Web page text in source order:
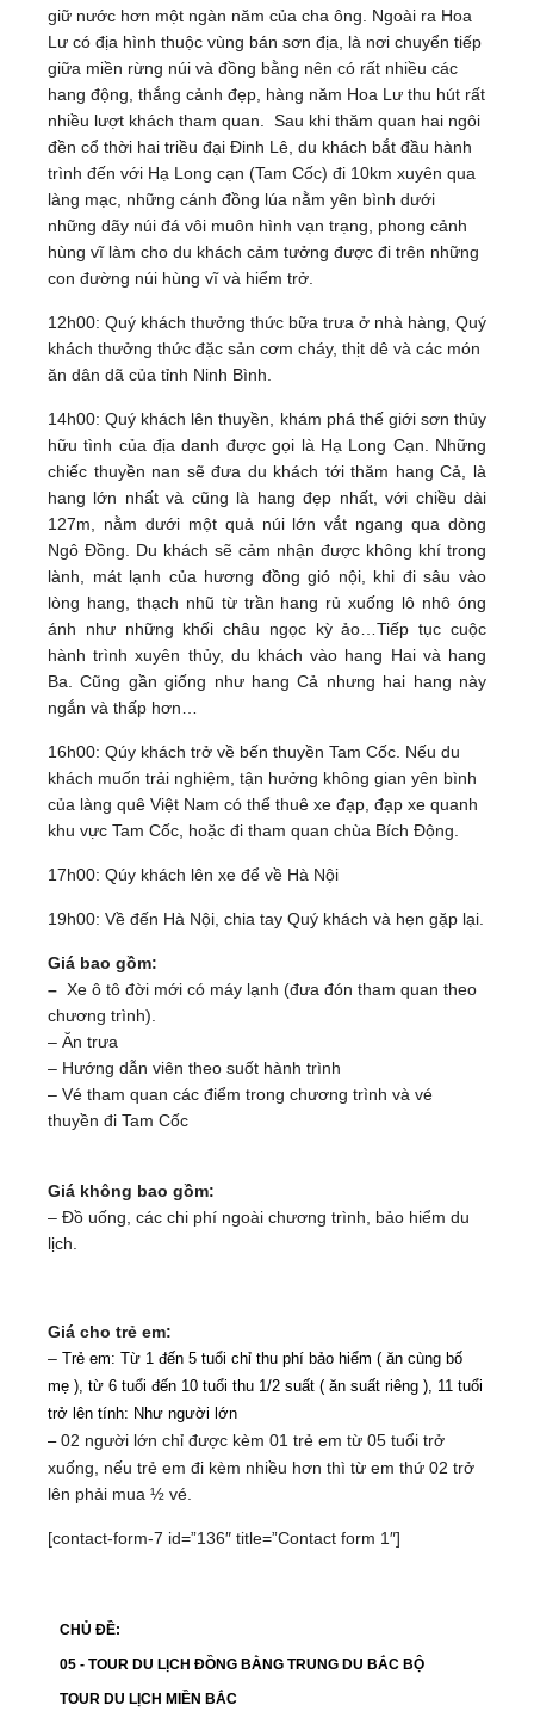
giữ nước hơn một ngàn năm của cha ông. Ngoài ra Hoa
Lư có địa hình thuộc vùng bán sơn địa, là nơi chuyển tiếp
giữa miền rừng núi và đồng bằng nên có rất nhiều các
hang động, thắng cảnh đẹp, hàng năm Hoa Lư thu hút rất
nhiều lượt khách tham quan. Sau khi thăm quan hai ngôi
đền cổ thời hai triều đại Đinh Lê, du khách bắt đầu hành
trình đến với Hạ Long cạn (Tam Cốc) đi 10km xuyên qua
làng mạc, những cánh đồng lúa nằm yên bình dưới
những dãy núi đá vôi muôn hình vạn trạng, phong cảnh
hùng vĩ làm cho du khách cảm tưởng được đi trên những
con đường núi hùng vĩ và hiểm trở.
12h00: Quý khách thưởng thức bữa trưa ở nhà hàng, Quý
khách thưởng thức đặc sản cơm cháy, thịt dê và các món
ăn dân dã của tỉnh Ninh Bình.
14h00: Quý khách lên thuyền, khám phá thế giới sơn thủy
hữu tình của địa danh được gọi là Hạ Long Cạn. Những
chiếc thuyền nan sẽ đưa du khách tới thăm hang Cả, là
hang lớn nhất và cũng là hang đẹp nhất, với chiều dài
127m, nằm dưới một quả núi lớn vắt ngang qua dòng
Ngô Đồng. Du khách sẽ cảm nhận được không khí trong
lành, mát lạnh của hương đồng gió nội, khi đi sâu vào
lòng hang, thạch nhũ từ trần hang rủ xuống lô nhô óng
ánh như những khối châu ngọc kỳ ảo…Tiếp tục cuộc
hành trình xuyên thủy, du khách vào hang Hai và hang
Ba. Cũng gần giống như hang Cả nhưng hai hang này
ngắn và thấp hơn…
16h00: Qúy khách trở về bến thuyền Tam Cốc. Nếu du
khách muốn trải nghiệm, tận hưởng không gian yên bình
của làng quê Việt Nam có thể thuê xe đạp, đạp xe quanh
khu vực Tam Cốc, hoặc đi tham quan chùa Bích Động.
17h00: Qúy khách lên xe để về Hà Nội
19h00: Về đến Hà Nội, chia tay Quý khách và hẹn gặp lại.
Giá bao gồm:
– Xe ô tô đời mới có máy lạnh (đưa đón tham quan theo
chương trình).
– Ăn trưa
– Hướng dẫn viên theo suốt hành trình
– Vé tham quan các điểm trong chương trình và vé
thuyền đi Tam Cốc
Giá không bao gồm:
– Đồ uống, các chi phí ngoài chương trình, bảo hiểm du
lịch.
Giá cho trẻ em:
– Trẻ em: Từ 1 đến 5 tuổi chỉ thu phí bảo hiểm ( ăn cùng bố
mẹ ), từ 6 tuổi đến 10 tuổi thu 1/2 suất ( ăn suất riêng ), 11 tuổi
trở lên tính: Như người lớn
– 02 người lớn chỉ được kèm 01 trẻ em từ 05 tuổi trở
xuống, nếu trẻ em đi kèm nhiều hơn thì từ em thứ 02 trở
lên phải mua ½ vé.
[contact-form-7 id=”136″ title=”Contact form 1″]
CHỦ ĐỀ:
05 - TOUR DU LỊCH ĐỒNG BẰNG TRUNG DU BẮC BỘ
TOUR DU LỊCH MIỀN BẮC